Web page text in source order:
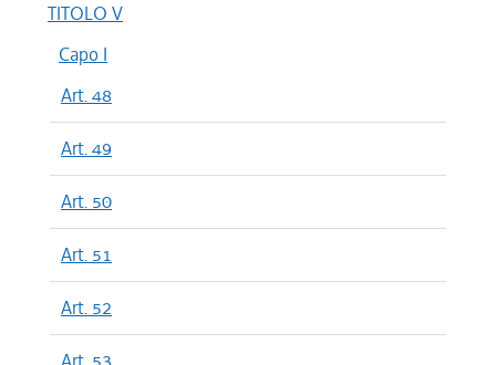
TITOLO V
Capo I
Art. 48
Art. 49
Art. 50
Art. 51
Art. 52